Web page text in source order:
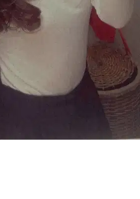
Romans-sur-Isère : parcs,
sitters à proximité
cliniques vétérinaires de Romans-sur-
OpenStreetMap). 43 % des pet sitters
km d’un espace pour chiens.
nombre de pet sitters dans un rayon de